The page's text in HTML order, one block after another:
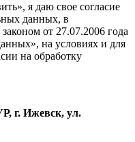
я даю свое согласие
данных, в
от 27.07.2006 года
на условиях и для
на обработку
г. Ижевск, ул.